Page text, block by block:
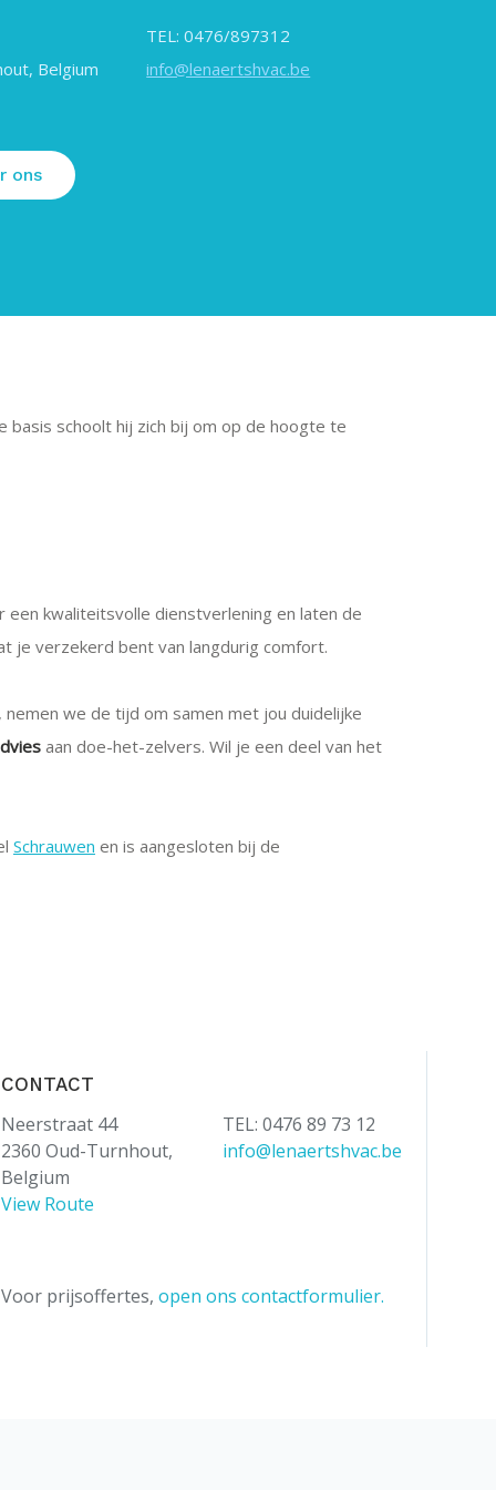
Belgium
TEL: 0476/897312
info@lenaertshvac.be
ons
basis schoolt hij zich bij om op de hoogte te
kwaliteitsvolle dienstverlening en laten de
je verzekerd bent van langdurig comfort.
we de tijd om samen met jou duidelijke
aan doe-het-zelvers. Wil je een deel van het
Schrauwen en is aangesloten bij de
CONTACT
Neerstraat 44
2360 Oud-Turnhout,
Belgium
View Route
TEL: 0476 89 73 12
info@lenaertshvac.be
Voor prijsoffertes, open ons contactformulier.